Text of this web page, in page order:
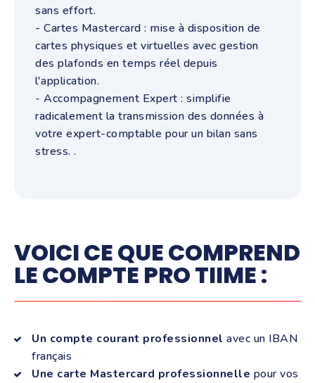
sans effort.
- Cartes Mastercard : mise à disposition de
cartes physiques et virtuelles avec gestion
des plafonds en temps réel depuis
l'application.
- Accompagnement Expert : simplifie
radicalement la transmission des données à
votre expert-comptable pour un bilan sans
stress. .
VOICI CE QUE COMPREND
LE COMPTE PRO TIIME :
Un compte courant professionnel avec un IBAN
français
Une carte Mastercard professionnelle pour vos